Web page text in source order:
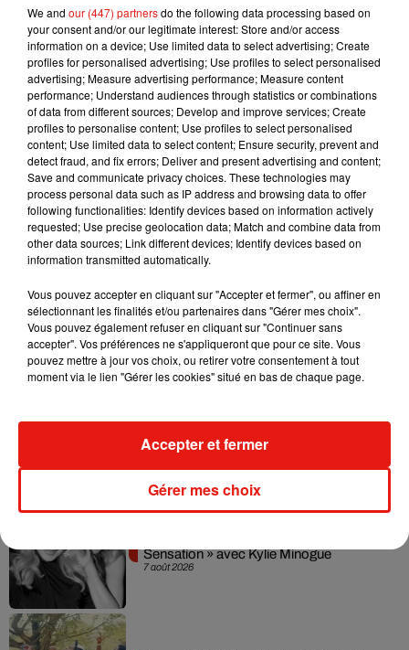
ses Pyrénées natales, et ses premiers pas sur les skis en
compagnie de son grand frère Simon, à la consécration
olympique il relate sa carrière avec ses joies et ses peines",
est-il détaillé.La billetterie de son one man show, dont la
durée est estiméeà 1h15,ouvrira prochainement.
Quintuple champion olympique et athlète français le plus
médaillé aux JO,le biathlète Martin Fourcade a également
remporté 7 fois le gros globe de cristal.
Après avoir mis un
terme à sa carrière il y a 3 ans,il se consacre désormais à de
nombreuses activités notammentcelle de la présidence de
la commission des athlètes des Jeux olympiques et
paralympiques de Paris 2024.
Musique
7 août 2026
7 août 2026
Sensation » avec Kylie Minogue
We and our (447) partnersdo the following data processing based on
your consent and/or our legitimate interest: Store and/or access
information on a device; Use limited data to select advertising; Create
profiles for personalised advertising; Use profiles to select personalised
advertising; Measure advertising performance; Measure content
performance; Understand audiences through statistics or combinations
of data from different sources; Develop and improve services; Create
profiles to personalise content; Use profiles to select personalised
content; Use limited data to select content; Ensure security, prevent and
detect fraud, and fix errors; Deliver and present advertising and content;
Save and communicate privacy choices. These technologies may
process personal data such as IP address and browsing data to offer
following functionalities: Identify devices based on information actively
requested; Use precise geolocation data; Match and combine data from
other data sources; Link different devices; Identify devices based on
information transmitted automatically.
Vous pouvez accepter en cliquant sur "Accepter et fermer", ou affiner en
sélectionnant les finalités et/ou partenaires dans "Gérer mes choix".
Vous pouvez également refuser en cliquant sur "Continuer sans
accepter". Vos préférences ne s'appliqueront que pour ce site. Vous
pouvez mettre à jour vos choix, ou retirer votre consentement à tout
moment via le lien "Gérer les cookies" situé en bas de chaque page.
Gérer mes choix
Accepter et fermer